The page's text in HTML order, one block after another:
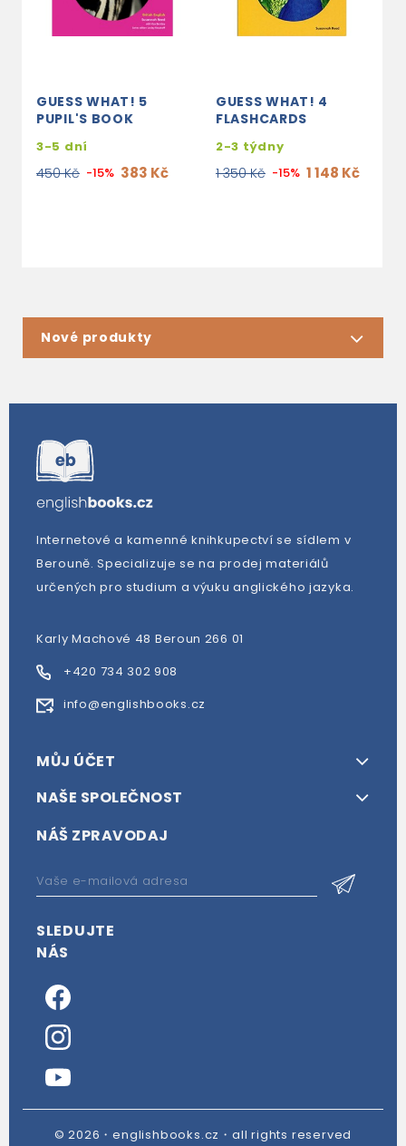
GUESS WHAT! 5
PUPIL'S BOOK
3-5 dní
450 Kč -15% 383 Kč
GUESS WHAT! 4
FLASHCARDS
2-3 týdny
1 350 Kč -15% 1 148 Kč
Nové produkty
Internetové a kamenné knihkupectví se sídlem v
Berouně. Specializuje se na prodej materiálů
určených pro studium a výuku anglického jazyka.
Karly Machové 48 Beroun 266 01
+420 734 302 908
info@englishbooks.cz
MŮJ ÚČET
NAŠE SPOLEČNOST
NÁŠ ZPRAVODAJ
SLEDUJTE
NÁS
© 2026・englishbooks.cz・all rights reserved